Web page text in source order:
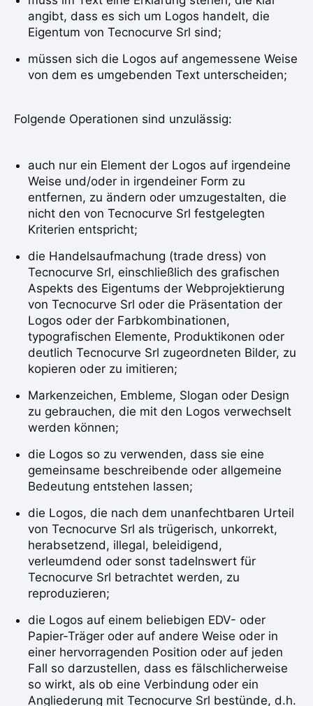
angibt, dass es sich um Logos handelt, die
Eigentum von Tecnocurve Srl sind;
müssen sich die Logos auf angemessene Weise
von dem es umgebenden Text unterscheiden;
Folgende Operationen sind unzulässig:
auch nur ein Element der Logos auf irgendeine
Weise und/oder in irgendeiner Form zu
entfernen, zu ändern oder umzugestalten, die
nicht den von Tecnocurve Srl festgelegten
Kriterien entspricht;
die Handelsaufmachung (trade dress) von
Tecnocurve Srl, einschließlich des grafischen
Aspekts des Eigentums der Webprojektierung
von Tecnocurve Srl oder die Präsentation der
Logos oder der Farbkombinationen,
typografischen Elemente, Produktikonen oder
deutlich Tecnocurve Srl zugeordneten Bilder, zu
kopieren oder zu imitieren;
Markenzeichen, Embleme, Slogan oder Design
zu gebrauchen, die mit den Logos verwechselt
werden können;
die Logos so zu verwenden, dass sie eine
gemeinsame beschreibende oder allgemeine
Bedeutung entstehen lassen;
die Logos, die nach dem unanfechtbaren Urteil
von Tecnocurve Srl als trügerisch, unkorrekt,
herabsetzend, illegal, beleidigend,
verleumdend oder sonst tadelnswert für
Tecnocurve Srl betrachtet werden, zu
reproduzieren;
die Logos auf einem beliebigen EDV- oder
Papier-Träger oder auf andere Weise oder in
einer hervorragenden Position oder auf jeden
Fall so darzustellen, dass es fälschlicherweise
so wirkt, als ob eine Verbindung oder ein
Angliederung mit Tecnocurve Srl bestünde, d.h.